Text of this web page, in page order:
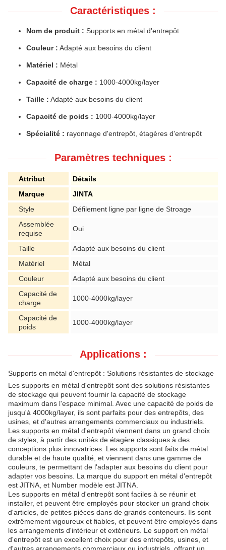
Caractéristiques :
Nom de produit : Supports en métal d'entrepôt
Couleur : Adapté aux besoins du client
Matériel : Métal
Capacité de charge : 1000-4000kg/layer
Taille : Adapté aux besoins du client
Capacité de poids : 1000-4000kg/layer
Spécialité : rayonnage d'entrepôt, étagères d'entrepôt
Paramètres techniques :
Attribut
Détails
Marque
JINTA
Style
Défilement ligne par ligne de Stroage
Assemblée
requise
Oui
Taille
Adapté aux besoins du client
Matériel
Métal
Couleur
Adapté aux besoins du client
Capacité de
charge
1000-4000kg/layer
Capacité de
poids
1000-4000kg/layer
Applications :
Supports en métal d'entrepôt : Solutions résistantes de stockage
Les supports en métal d'entrepôt sont des solutions résistantes
de stockage qui peuvent fournir la capacité de stockage
maximum dans l'espace minimal. Avec une capacité de poids de
jusqu'à 4000kg/layer, ils sont parfaits pour des entrepôts, des
usines, et d'autres arrangements commerciaux ou industriels.
Les supports en métal d'entrepôt viennent dans un grand choix
de styles, à partir des unités de étagère classiques à des
conceptions plus innovatrices. Les supports sont faits de métal
durable et de haute qualité, et viennent dans une gamme de
couleurs, te permettant de l'adapter aux besoins du client pour
adapter vos besoins. La marque du support en métal d'entrepôt
est JITNA, et Number modèle est JITNA.
Les supports en métal d'entrepôt sont faciles à se réunir et
installer, et peuvent être employés pour stocker un grand choix
d'articles, de petites pièces dans de grands conteneurs. Ils sont
extrêmement vigoureux et fiables, et peuvent être employés dans
les arrangements d'intérieur et extérieurs. Le support en métal
d'entrepôt est un excellent choix pour des entrepôts, usines, et